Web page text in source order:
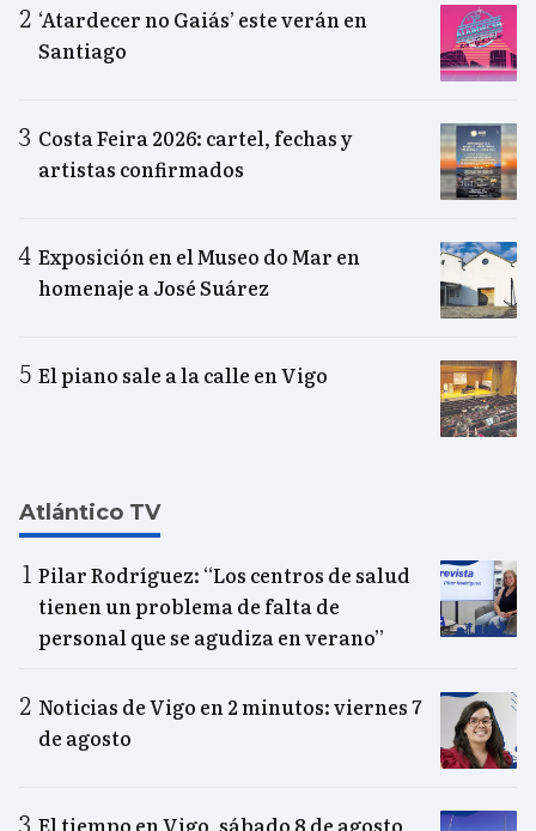
‘Atardecer no Gaiás’ este verán en
Santiago
Costa Feira 2026: cartel, fechas y
artistas confirmados
Exposición en el Museo do Mar en
homenaje a José Suárez
El piano sale a la calle en Vigo
Atlántico TV
Pilar Rodríguez: “Los centros de salud
tienen un problema de falta de
personal que se agudiza en verano”
Noticias de Vigo en 2 minutos: viernes 7
de agosto